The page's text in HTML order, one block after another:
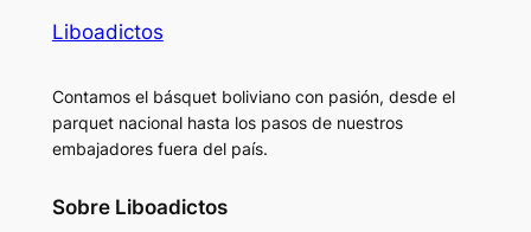
Liboadictos
Contamos el básquet boliviano con pasión, desde el
parquet nacional hasta los pasos de nuestros
embajadores fuera del país.
Sobre Liboadictos